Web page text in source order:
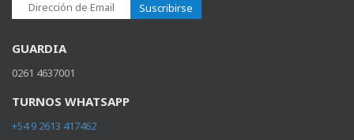
Suscribirse
GUARDIA
0261 4637001
TURNOS WHATSAPP
+54 9 2613 417462